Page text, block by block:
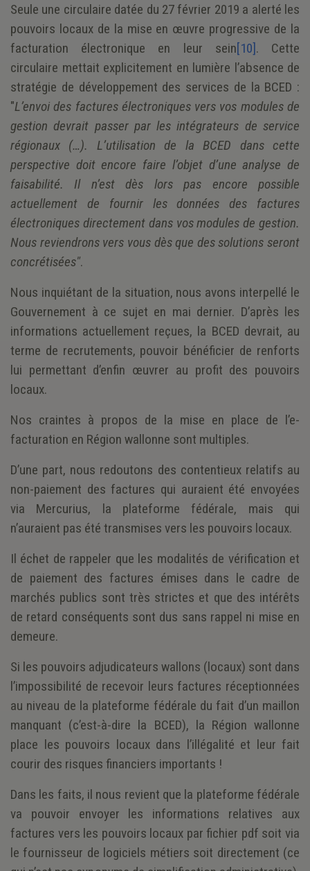
Seule une circulaire datée du 27 février 2019 a alerté les
pouvoirs locaux de la mise en œuvre progressive de la
facturation électronique en leur sein[10]. Cette
circulaire mettait explicitement en lumière l’absence de
stratégie de développement des services de la BCED :
"L’envoi des factures électroniques vers vos modules de
gestion devrait passer par les intégrateurs de service
régionaux (…). L’utilisation de la BCED dans cette
perspective doit encore faire l’objet d’une analyse de
faisabilité. Il n’est dès lors pas encore possible
actuellement de fournir les données des factures
électroniques directement dans vos modules de gestion.
Nous reviendrons vers vous dès que des solutions seront
concrétisées".
Nous inquiétant de la situation, nous avons interpellé le
Gouvernement à ce sujet en mai dernier. D’après les
informations actuellement reçues, la BCED devrait, au
terme de recrutements, pouvoir bénéficier de renforts
lui permettant d’enfin œuvrer au profit des pouvoirs
locaux.
Nos craintes à propos de la mise en place de l’e-
facturation en Région wallonne sont multiples.
D’une part, nous redoutons des contentieux relatifs au
non-paiement des factures qui auraient été envoyées
via Mercurius, la plateforme fédérale, mais qui
n’auraient pas été transmises vers les pouvoirs locaux.
Il échet de rappeler que les modalités de vérification et
de paiement des factures émises dans le cadre de
marchés publics sont très strictes et que des intérêts
de retard conséquents sont dus sans rappel ni mise en
demeure.
Si les pouvoirs adjudicateurs wallons (locaux) sont dans
l’impossibilité de recevoir leurs factures réceptionnées
au niveau de la plateforme fédérale du fait d’un maillon
manquant (c’est-à-dire la BCED), la Région wallonne
place les pouvoirs locaux dans l’illégalité et leur fait
courir des risques financiers importants !
Dans les faits, il nous revient que la plateforme fédérale
va pouvoir envoyer les informations relatives aux
factures vers les pouvoirs locaux par fichier pdf soit via
le fournisseur de logiciels métiers soit directement (ce